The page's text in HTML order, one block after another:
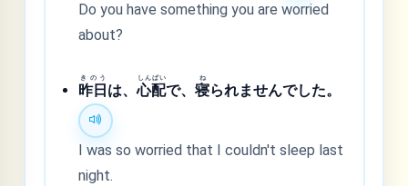
Do you have something you are worried
about?
昨日
きのう
は、心配
しんぱい
で、寝
ね
られませんでした。
I was so worried that I couldn't sleep last
night.